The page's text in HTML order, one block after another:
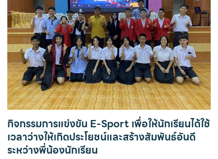
กิจกรรมการแข่งขัน E-Sport เพื่อให้นักเรียนได้ใช้
เวลาว่างให้เกิดประโยชน์และสร้างสัมพันธ์อันดี
ระหว่างพี่น้องนักเรียน